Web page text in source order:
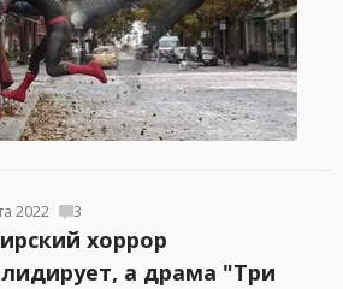
2022 3
хоррор
а драма "Три